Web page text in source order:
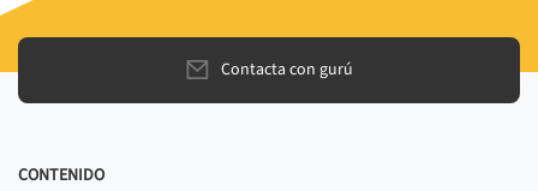
Contacta con gurú
CONTENIDO